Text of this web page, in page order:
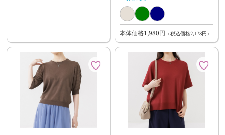
本体価格1,980円 （税込価格2,178円）